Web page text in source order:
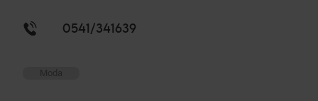
0541/341639
Moda